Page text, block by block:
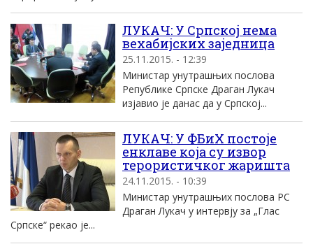
ЛУКАЧ: У Српској нема
вехабијских заједница
25.11.2015. - 12:39
Министар унутрашњих послова
Републике Српске Драган Лукач
изјавио је данас да у Српској...
ЛУКАЧ: У ФБиХ постоје
енклаве која су извор
терористичког жаришта
24.11.2015. - 10:39
Министар унутрашњих послова РС
Драган Лукач у интервју за „Глас
Српске“ рекао је...